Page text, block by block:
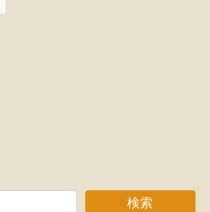
検索